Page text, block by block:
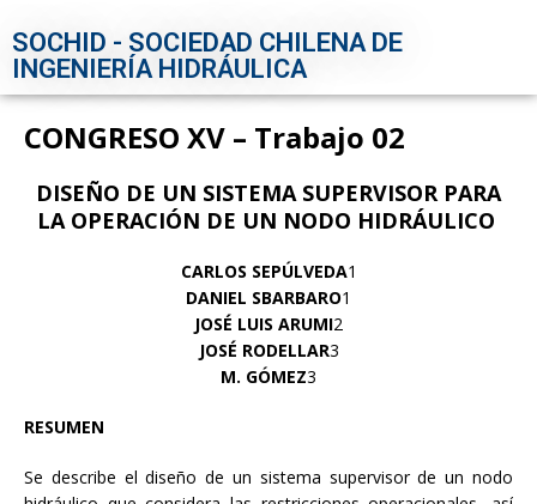
SOCHID - SOCIEDAD CHILENA DE
INGENIERÍA HIDRÁULICA
CONGRESO XV – Trabajo 02
DISEÑO DE UN SISTEMA SUPERVISOR PARA
LA OPERACIÓN DE UN NODO HIDRÁULICO
CARLOS SEPÚLVEDA1
DANIEL SBARBARO1
JOSÉ LUIS ARUMI2
JOSÉ RODELLAR3
M. GÓMEZ3
RESUMEN
Se describe el diseño de un sistema supervisor de un nodo